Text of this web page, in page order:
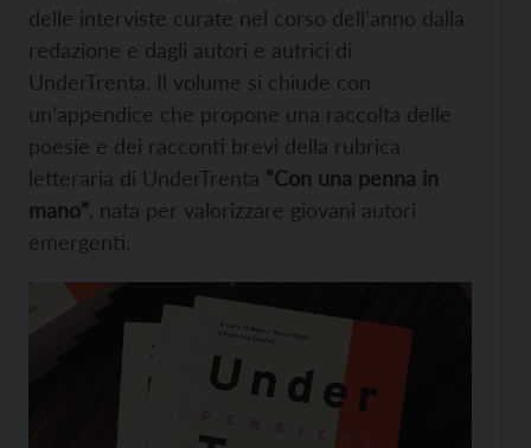
delle interviste curate nel corso dell’anno dalla
redazione e dagli autori e autrici di
UnderTrenta. Il volume si chiude con
un’appendice che propone una raccolta delle
poesie e dei racconti brevi della rubrica
letteraria di UnderTrenta “Con una penna in
mano” , nata per valorizzare giovani autori
emergenti.